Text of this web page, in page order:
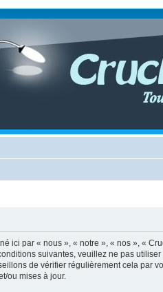
ici par « nous », « notre », « nos », «
suivantes, veuillez ne pas
de vérifier régulièrement cela par
ou mises à jour.